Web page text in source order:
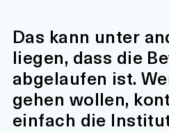
Das kann unter
liegen, dass die
abgelaufen ist.
gehen wollen,
einfach die